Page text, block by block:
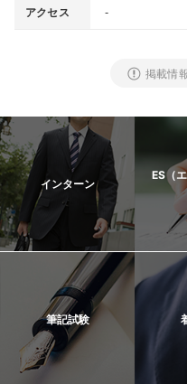
アクセス -
掲載情
インターン
ES（
筆記試験